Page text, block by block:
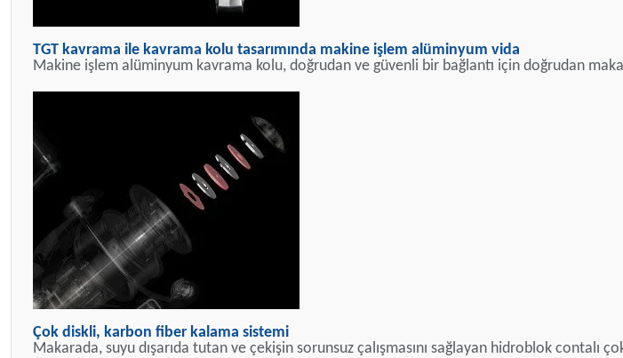
TGT kavrama ile kavrama kolu tasarımında makine işlem alüminyum vida
Makine işlem alüminyum kavrama kolu, doğrudan ve güvenli bir bağlantı için doğrudan
Çok diskli, karbon fiber kalama sistemi
Makarada, suyu dışarıda tutan ve çekişin sorunsuz çalışmasını sağlayan hidroblok contalı